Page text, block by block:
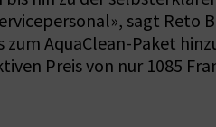
sagt Reto
AquaClean-Paket
Preis von nur 1085